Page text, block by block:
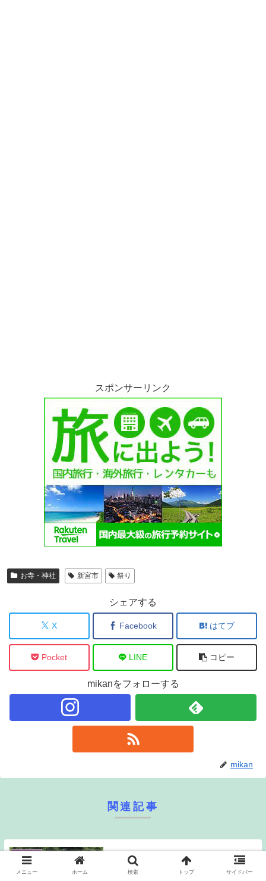
スポンサーリンク
お寺・神社 新宮市 祭り
シェアする
X Facebook はてブ
Pocket LINE コピー
mikanをフォローする
mikan
関連記事
お寺・神社
田辺市の一願寺は本当に願いを叶
えてくれる？口コミやアクセス
メニュー ホーム 検索 トップ サイドバー